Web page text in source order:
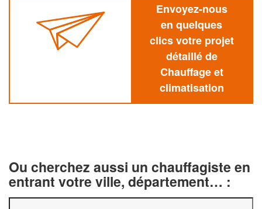
Envoyez-nous
en quelques
clics votre projet
détaillé de
Chauffage et
climatisation
Ou cherchez aussi un chauffagiste en
entrant votre ville, département… :